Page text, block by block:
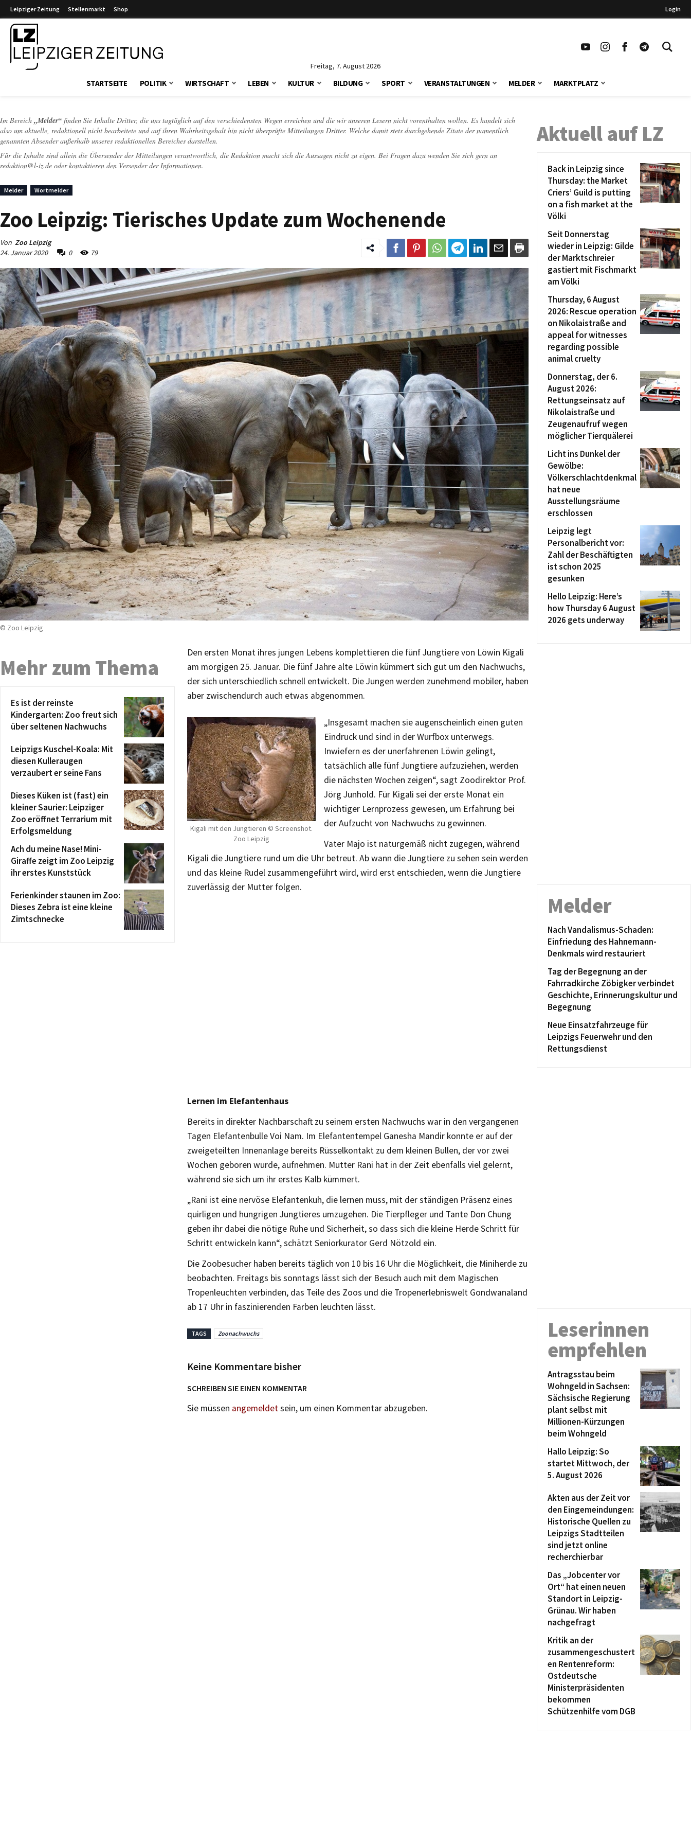
Leipziger Zeitung Stellenmarkt Shop Login
Freitag, 7. August 2026
STARTSEITE POLITIK WIRTSCHAFT LEBEN KULTUR BILDUNG SPORT VERANSTALTUNGEN MELDER MARKTPLATZ
Im Bereich „Melder“ finden Sie Inhalte Dritter, die uns tagtäglich auf den verschiedensten Wegen erreichen und die wir unseren Lesern nicht vorenthalten wollen. Es handelt sich
also um aktuelle, redaktionell nicht bearbeitete und auf ihren Wahrheitsgehalt hin nicht überprüfte Mitteilungen Dritter. Welche damit stets durchgehende Zitate der namentlich
genannten Absender außerhalb unseres redaktionellen Bereiches darstellen.
Für die Inhalte sind allein die Übersender der Mitteilungen verantwortlich, die Redaktion macht sich die Aussagen nicht zu eigen. Bei Fragen dazu wenden Sie sich gern an
redaktion@l-iz.de oder kontaktieren den Versender der Informationen.
Melder Wortmelder
Zoo Leipzig: Tierisches Update zum Wochenende
Von Zoo Leipzig
24. Januar 2020
0 79
© Zoo Leipzig
Den ersten Monat ihres jungen Lebens komplettieren die fünf Jungtiere von Löwin Kigali
am morgigen 25. Januar. Die fünf Jahre alte Löwin kümmert sich gut um den Nachwuchs,
der sich unterschiedlich schnell entwickelt. Die Jungen werden zunehmend mobiler, haben
aber zwischendurch auch etwas abgenommen.
Kigali mit den Jungtieren © Screenshot.
Zoo Leipzig
„Insgesamt machen sie augenscheinlich einen guten
Eindruck und sind in der Wurfbox unterwegs.
Inwiefern es der unerfahrenen Löwin gelingt,
tatsächlich alle fünf Jungtiere aufzuziehen, werden
die nächsten Wochen zeigen“, sagt Zoodirektor Prof.
Jörg Junhold. Für Kigali sei der erste Monat ein
wichtiger Lernprozess gewesen, um Erfahrung bei
der Aufzucht von Nachwuchs zu gewinnen.
Vater Majo ist naturgemäß nicht zugegen, während
Kigali die Jungtiere rund um die Uhr betreut. Ab wann die Jungtiere zu sehen sein werden
und das kleine Rudel zusammengeführt wird, wird erst entschieden, wenn die Jungtiere
zuverlässig der Mutter folgen.
Lernen im Elefantenhaus
Bereits in direkter Nachbarschaft zu seinem ersten Nachwuchs war in den vergangenen
Tagen Elefantenbulle Voi Nam. Im Elefantentempel Ganesha Mandir konnte er auf der
zweigeteilten Innenanlage bereits Rüsselkontakt zu dem kleinen Bullen, der vor zwei
Wochen geboren wurde, aufnehmen. Mutter Rani hat in der Zeit ebenfalls viel gelernt,
während sie sich um ihr erstes Kalb kümmert.
„Rani ist eine nervöse Elefantenkuh, die lernen muss, mit der ständigen Präsenz eines
quirligen und hungrigen Jungtieres umzugehen. Die Tierpfleger und Tante Don Chung
geben ihr dabei die nötige Ruhe und Sicherheit, so dass sich die kleine Herde Schritt für
Schritt entwickeln kann“, schätzt Seniorkurator Gerd Nötzold ein.
Die Zoobesucher haben bereits täglich von 10 bis 16 Uhr die Möglichkeit, die Miniherde zu
beobachten. Freitags bis sonntags lässt sich der Besuch auch mit dem Magischen
Tropenleuchten verbinden, das Teile des Zoos und die Tropenerlebniswelt Gondwanaland
ab 17 Uhr in faszinierenden Farben leuchten lässt.
TAGS Zoonachwuchs
Keine Kommentare bisher
SCHREIBEN SIE EINEN KOMMENTAR
Sie müssen angemeldetsein, um einen Kommentar abzugeben.
Mehr zum Thema
Es ist der reinste
Kindergarten: Zoo freut sich
über seltenen Nachwuchs
Leipzigs Kuschel-Koala: Mit
diesen Kulleraugen
verzaubert er seine Fans
Dieses Küken ist (fast) ein
kleiner Saurier: Leipziger
Zoo eröffnet Terrarium mit
Erfolgsmeldung
Ach du meine Nase! Mini-
Giraffe zeigt im Zoo Leipzig
ihr erstes Kunststück
Ferienkinder staunen im Zoo:
Dieses Zebra ist eine kleine
Zimtschnecke
Aktuell auf LZ
Back in Leipzig since
Thursday: the Market
Criers’ Guild is putting
on a fish market at the
Völki
Seit Donnerstag
wieder in Leipzig: Gilde
der Marktschreier
gastiert mit Fischmarkt
am Völki
Thursday, 6 August
2026: Rescue operation
on Nikolaistraße and
appeal for witnesses
regarding possible
animal cruelty
Donnerstag, der 6.
August 2026:
Rettungseinsatz auf
Nikolaistraße und
Zeugenaufruf wegen
möglicher Tierquälerei
Licht ins Dunkel der
Gewölbe:
Völkerschlachtdenkmal
hat neue
Ausstellungsräume
erschlossen
Leipzig legt
Personalbericht vor:
Zahl der Beschäftigten
ist schon 2025
gesunken
Hello Leipzig: Here’s
how Thursday 6 August
2026 gets underway
Melder
Nach Vandalismus-Schaden:
Einfriedung des Hahnemann-
Denkmals wird restauriert
Tag der Begegnung an der
Fahrradkirche Zöbigker verbindet
Geschichte, Erinnerungskultur und
Begegnung
Neue Einsatzfahrzeuge für
Leipzigs Feuerwehr und den
Rettungsdienst
Leserinnen
empfehlen
Antragsstau beim
Wohngeld in Sachsen:
Sächsische Regierung
plant selbst mit
Millionen-Kürzungen
beim Wohngeld
Hallo Leipzig: So
startet Mittwoch, der
5. August 2026
Akten aus der Zeit vor
den Eingemeindungen:
Historische Quellen zu
Leipzigs Stadtteilen
sind jetzt online
recherchierbar
Das „Jobcenter vor
Ort“ hat einen neuen
Standort in Leipzig-
Grünau. Wir haben
nachgefragt
Kritik an der
zusammengeschustert
en Rentenreform:
Ostdeutsche
Ministerpräsidenten
bekommen
Schützenhilfe vom DGB